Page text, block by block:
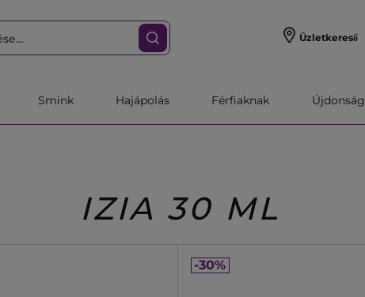
Üzletkereső
Smink Hajápolás Férfiaknak Újdonság
IZIA 30 ML
-30%